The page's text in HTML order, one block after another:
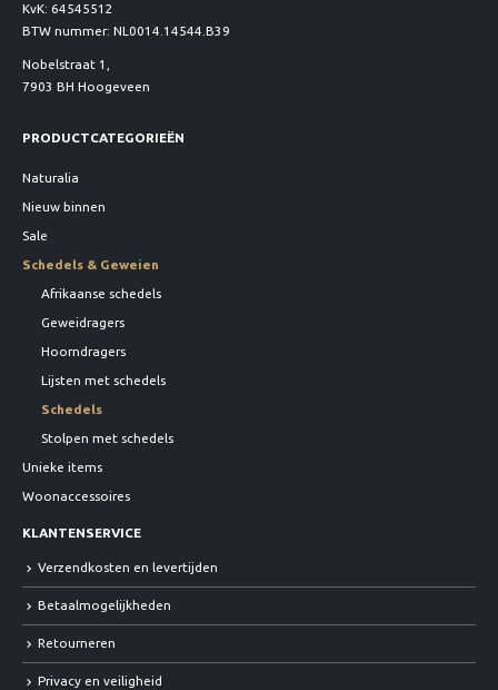
KvK: 64545512
BTW nummer: NL0014.14544.B39
Nobelstraat 1,
7903 BH Hoogeveen
PRODUCTCATEGORIEËN
Naturalia
Nieuw binnen
Sale
Schedels & Geweien
Afrikaanse schedels
Geweidragers
Hoorndragers
Lijsten met schedels
Schedels
Stolpen met schedels
Unieke items
Woonaccessoires
KLANTENSERVICE
Verzendkosten en levertijden
Betaalmogelijkheden
Retourneren
Privacy en veiligheid